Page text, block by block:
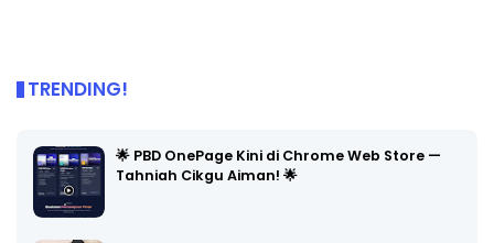
TRENDING!
🌟 PBD OnePage Kini di Chrome Web Store —
Tahniah Cikgu Aiman! 🌟